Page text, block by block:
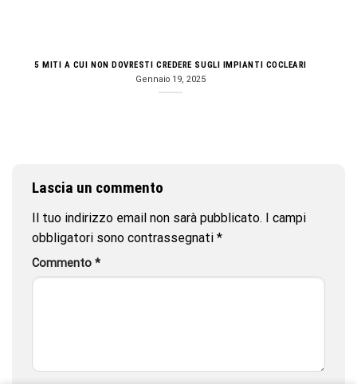
5 MITI A CUI NON DOVRESTI CREDERE SUGLI IMPIANTI COCLEARI
Gennaio 19, 2025
Lascia un commento
Il tuo indirizzo email non sarà pubblicato. I campi
obbligatori sono contrassegnati *
Commento *